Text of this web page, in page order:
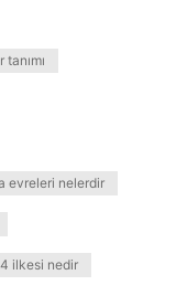
evreleri nelerdir
4 ilkesi nedir